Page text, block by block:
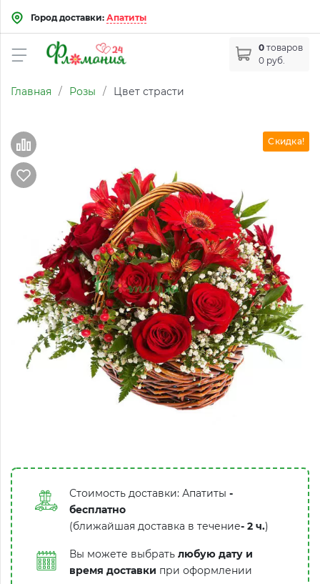
Город доставки: Апатиты
0 товаров
0 руб.
Главная / Розы / Цвет страсти
Скидка!
Стоимость доставки: Апатиты -
бесплатно
(ближайшая доставка в течение- 2 ч.)
Вы можете выбрать любую дату и
время доставки при оформлении